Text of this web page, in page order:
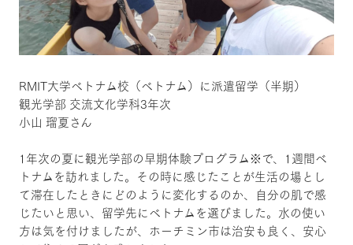
RMIT大学ベトナム校（ベトナム）に派遣留学（半期）
観光学部 交流文化学科3年次
小山 瑠夏さん
1年次の夏に観光学部の早期体験プログラム※で、1週間ベ
トナムを訪れました。その時に感じたことが生活の場とし
て滞在したときにどのように変化するのか、自分の肌で感
じたいと思い、留学先にベトナムを選びました。水の使い
方は気を付けましたが、ホーチミン市は治安も良く、安心